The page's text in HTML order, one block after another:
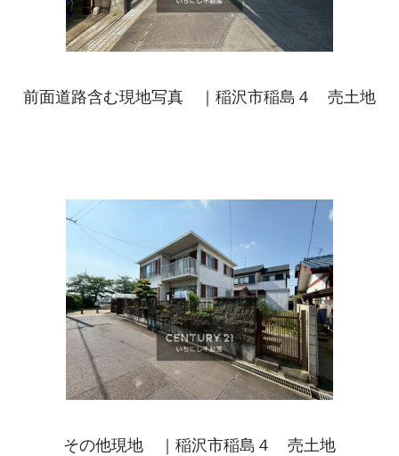
前面道路含む現地写真 ｜稲沢市稲島４ 売土地
その他現地 ｜稲沢市稲島４ 売土地